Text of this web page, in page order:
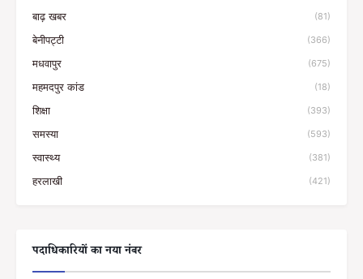
बाढ़ खबर (81)
बेनीपट्टी (366)
मधवापुर (675)
महमदपुर कांड (18)
शिक्षा (393)
समस्या (593)
स्वास्थ्य (381)
हरलाखी (421)
पदाधिकारियों का नया नंबर